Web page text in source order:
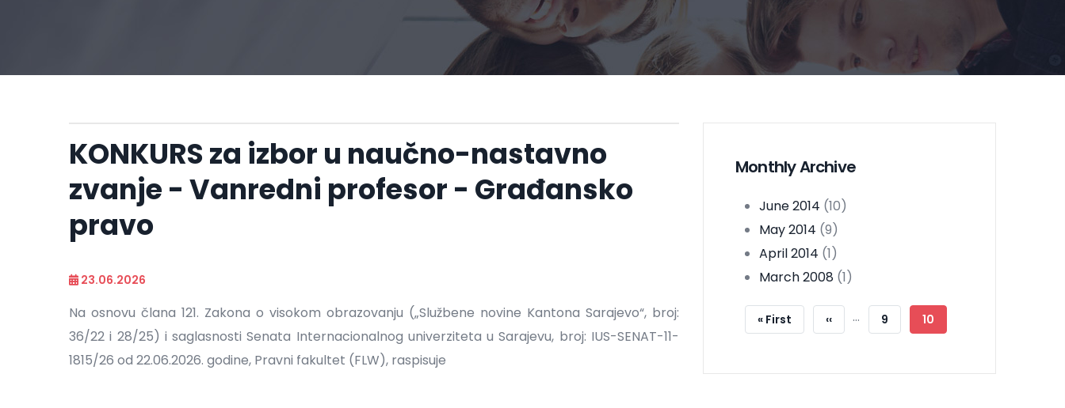
KONKURS za izbor u naučno-nastavno
zvanje - Vanredni profesor - Građansko
pravo
23.06.2026
Na osnovu člana 121. Zakona o visokom obrazovanju („Službene novine Kantona Sarajevo“, broj:
36/22 i 28/25) i saglasnosti Senata Internacionalnog univerziteta u Sarajevu, broj: IUS-SENAT-11-
1815/26 od 22.06.2026. godine, Pravni fakultet (FLW), raspisuje
Monthly Archive
June 2014 (10)
May 2014 (9)
April 2014 (1)
March 2008 (1)
Pagination
First
« First
Previous
‹‹ … Page
9
Current
10